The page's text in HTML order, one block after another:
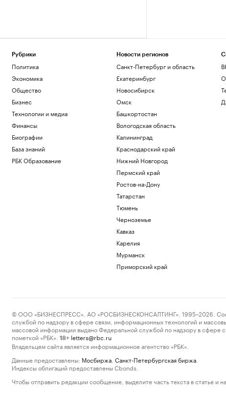
Рубрики
Политика
Экономика
Общество
Бизнес
Технологии и медиа
Финансы
Биографии
База знаний
РБК Образование
Новости регионов
Санкт-Петербург и область
Екатеринбург
Новосибирск
Омск
Башкортостан
Вологодская область
Калининград
Краснодарский край
Нижний Новгород
Пермский край
Ростов-на-Дону
Татарстан
Тюмень
Черноземье
Кавказ
Карелия
Мурманск
Приморский край
© ООО «БИЗНЕСПРЕСС», АО «РОСБИЗНЕСКОНСАЛТИНГ», 1995–2026.
службой по надзору в сфере связи, информационных технологий и
массовой информации выдано Федеральной службой по надзору в
пометкой «РБК».
18+ letters@rbc.ru
Владельцем сайта является информационное агентство «РБК».
Данные предоставлены: Мосбиржа Санкт-Петербургская биржа
Индексы облигаций предоставлены Cbonds.
Чтобы отправить редакции сообщение, выделите часть текста в статье и